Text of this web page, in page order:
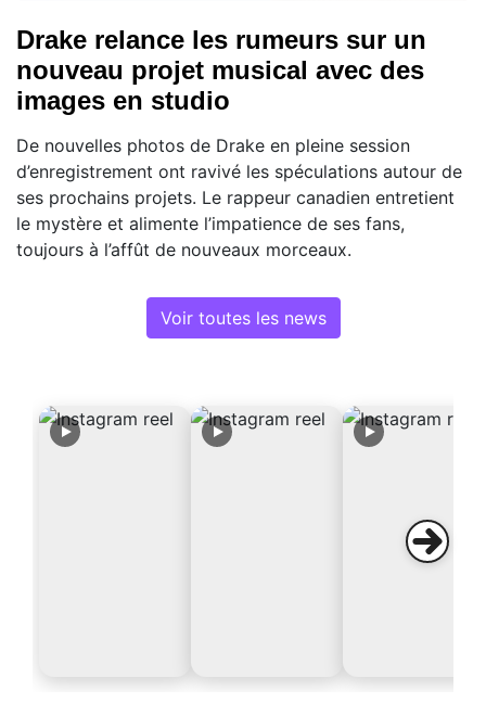
Drake relance les rumeurs sur un
nouveau projet musical avec des
images en studio
De nouvelles photos de Drake en pleine session
d’enregistrement ont ravivé les spéculations autour de
ses prochains projets. Le rappeur canadien entretient
le mystère et alimente l’impatience de ses fans,
toujours à l’affût de nouveaux morceaux.
Voir toutes les news